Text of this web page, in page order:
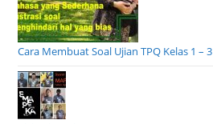
Cara Membuat Soal Ujian TPQ Kelas 1 – 3